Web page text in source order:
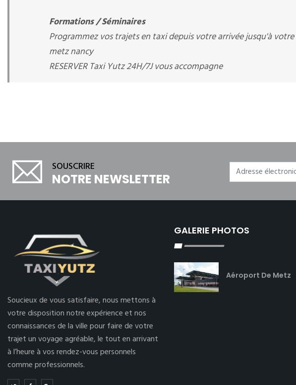
Formations / Séminaires
Programmez vos trajets en taxi depuis votre arrivée jusqu'à
metz nancy
RESERVER Taxi Yutz 24H/7J vous accompagne
SOUSCRIRE
NOTRE NEWSLETTER
Soucieux de vous satisfaire, nous mettons à
votre disposition notre expérience et nos
connaissances de la ville pour faire de votre
trajet un voyage agréable, le tout en arrivant
à l’heure à vos rendez-vous personnels
comme professionnels.
GALERIE PHOTOS
Aéroport De Metz